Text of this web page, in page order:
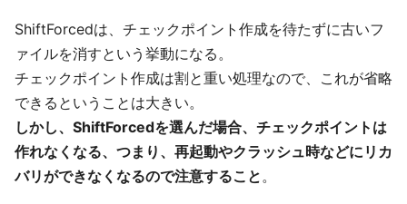
ShiftForcedは、チェックポイント作成を待たずに古いフ
ァイルを消すという挙動になる。
チェックポイント作成は割と重い処理なので、これが省略
できるということは大きい。
しかし、ShiftForcedを選んだ場合、チェックポイントは
作れなくなる、つまり、再起動やクラッシュ時などにリカ
バリができなくなるので注意すること。